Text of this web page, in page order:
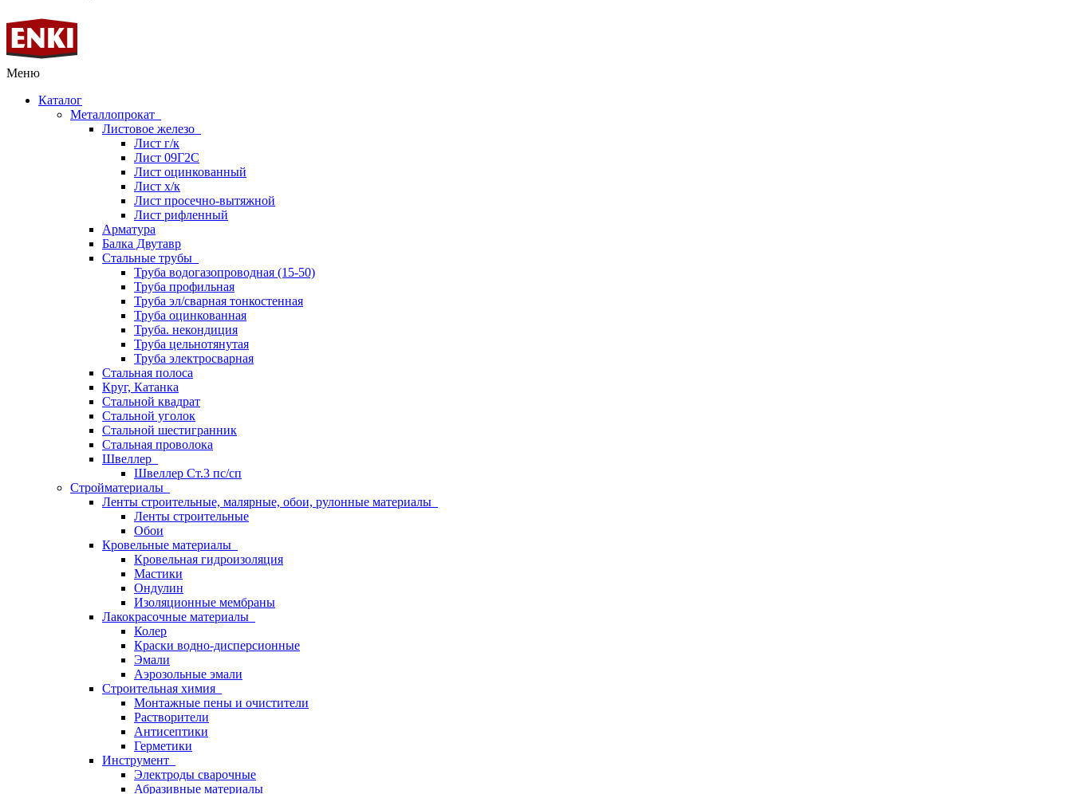
Меню
Каталог
Металлопрокат
Листовое железо
Лист г/к
Лист 09Г2С
Лист оцинкованный
Лист х/к
Лист просечно-вытяжной
Лист рифленный
Арматура
Балка Двутавр
Стальные трубы
Труба водогазопроводная (15-50)
Труба профильная
Труба эл/сварная тонкостенная
Труба оцинкованная
Труба. некондиция
Труба цельнотянутая
Труба электросварная
Стальная полоса
Круг, Катанка
Стальной квадрат
Стальной уголок
Стальной шестигранник
Стальная проволока
Швеллер
Швеллер Ст.3 пс/сп
Стройматериалы
Ленты строительные, малярные, обои, рулонные материалы
Ленты строительные
Обои
Кровельные материалы
Кровельная гидроизоляция
Мастики
Ондулин
Изоляционные мембраны
Лакокрасочные материалы
Колер
Краски водно-дисперсионные
Эмали
Аэрозольные эмали
Строительная химия
Монтажные пены и очистители
Растворители
Антисептики
Герметики
Инструмент
Электроды сварочные
Абразивные материалы